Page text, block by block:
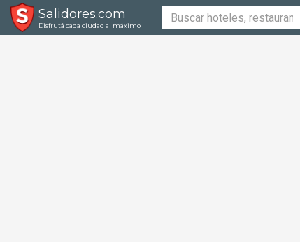
Salidores.com
Disfrutá cada ciudad al máximo